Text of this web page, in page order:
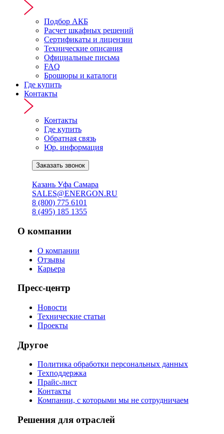
Подбор АКБ
Расчет шкафных решений
Сертификаты и лицензии
Технические описания
Официальные письма
FAQ
Брошюры и каталоги
Где купить
Контакты
Контакты
Где купить
Обратная связь
Юр. информация
Заказать звонок
Казань Уфа Самара
SALES@ENERGON.RU
8 (800) 775 6101
8 (495) 185 1355
О компании
О компании
Отзывы
Карьера
Пресс-центр
Новости
Технические статьи
Проекты
Другое
Политика обработки персональных данных
Техподдержка
Прайс-лист
Контакты
Компании, с которыми мы не сотрудничаем
Решения для отраслей